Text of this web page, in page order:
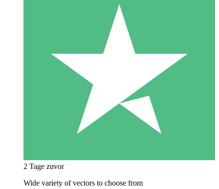
2 Tage zuvor
Wide variety of vectors to choose from